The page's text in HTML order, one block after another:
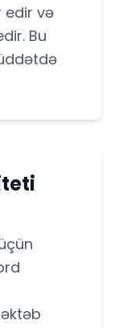
edir və
Bu